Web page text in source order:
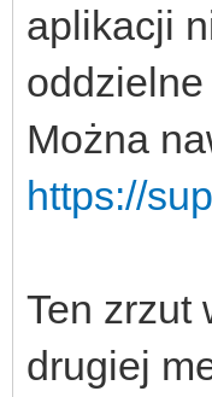
aplikacji
Można
https://
Ten zrzut
drugiej